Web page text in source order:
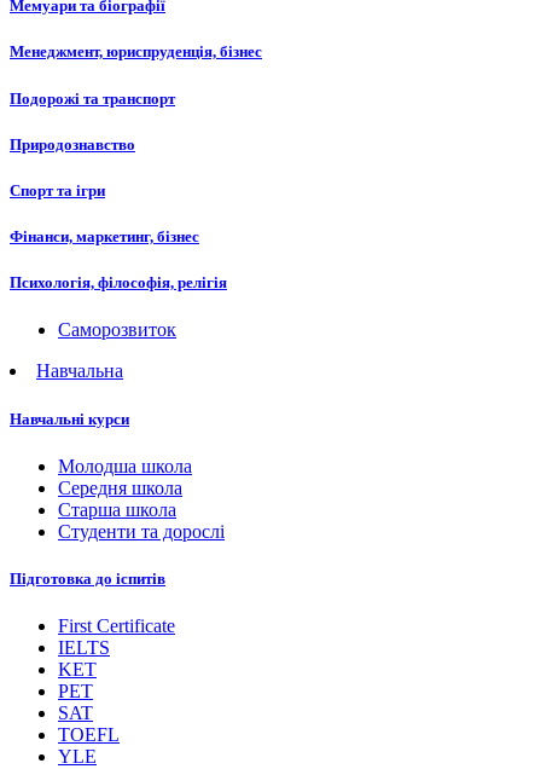
Мемуари та біографії
Менеджмент, юриспруденція, бізнес
Подорожі та транспорт
Природознавство
Спорт та ігри
Фінанси, маркетинг, бізнес
Психологія, філософія, релігія
Саморозвиток
Навчальна
Навчальні курси
Молодша школа
Середня школа
Старша школа
Студенти та дорослі
Підготовка до іспитів
First Certificate
IELTS
KET
PET
SAT
TOEFL
YLE